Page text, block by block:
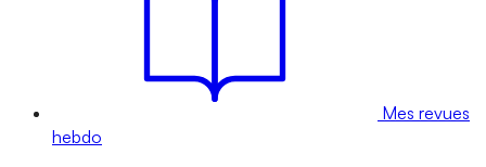
Mes revues
hebdo